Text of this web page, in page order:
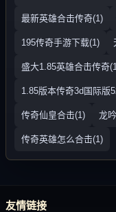
最新英雄合击传奇(1)
195传奇手游下载(1)
盛大1.85英雄合击传奇
1.85版本传奇3d国际版
传奇仙皇合击(1) 龙
传奇英雄怎么合击(1)
友情链接